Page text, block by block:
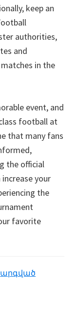
, keep an
authorities,
and
in the
event, and
football at
that many fans
,
the official
increase your
the
favorite